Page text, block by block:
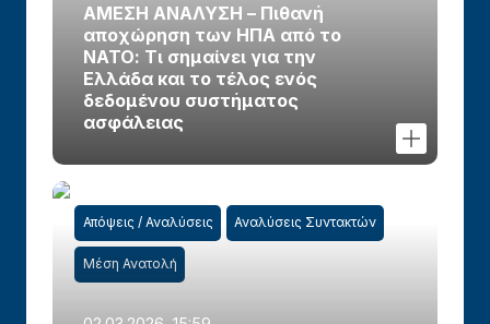
ΑΜΕΣΗ ΑΝΑΛΥΣΗ – Πιθανή
αποχώρηση των ΗΠΑ από το
ΝΑΤΟ: Τι σημαίνει για την
Ελλάδα και το τέλος ενός
δεδομένου συστήματος
ασφάλειας
Απόψεις / Αναλύσεις Αναλύσεις Συντακτών
Μέση Ανατολή